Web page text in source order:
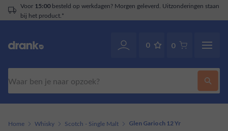
Voor 15:00besteld op werkdagen? Morgen geleverd. Uitzonderingen staan
bij het product.*
0 0
Home Whisky Scotch - Single Malt Glen Garioch 12 Yr